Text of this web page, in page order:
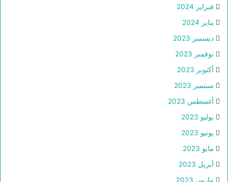
فبراير 2024
يناير 2024
ديسمبر 2023
نوفمبر 2023
أكتوبر 2023
سبتمبر 2023
أغسطس 2023
يوليو 2023
يونيو 2023
مايو 2023
أبريل 2023
مارس 2023